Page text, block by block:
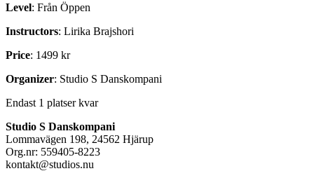
Level: Från Öppen
Instructors: Lirika Brajshori
Price: 1499 kr
Organizer: Studio S Danskompani
Endast 1 platser kvar
Studio S Danskompani
Lommavägen 198, 24562 Hjärup
Org.nr: 559405-8223
kontakt@studios.nu